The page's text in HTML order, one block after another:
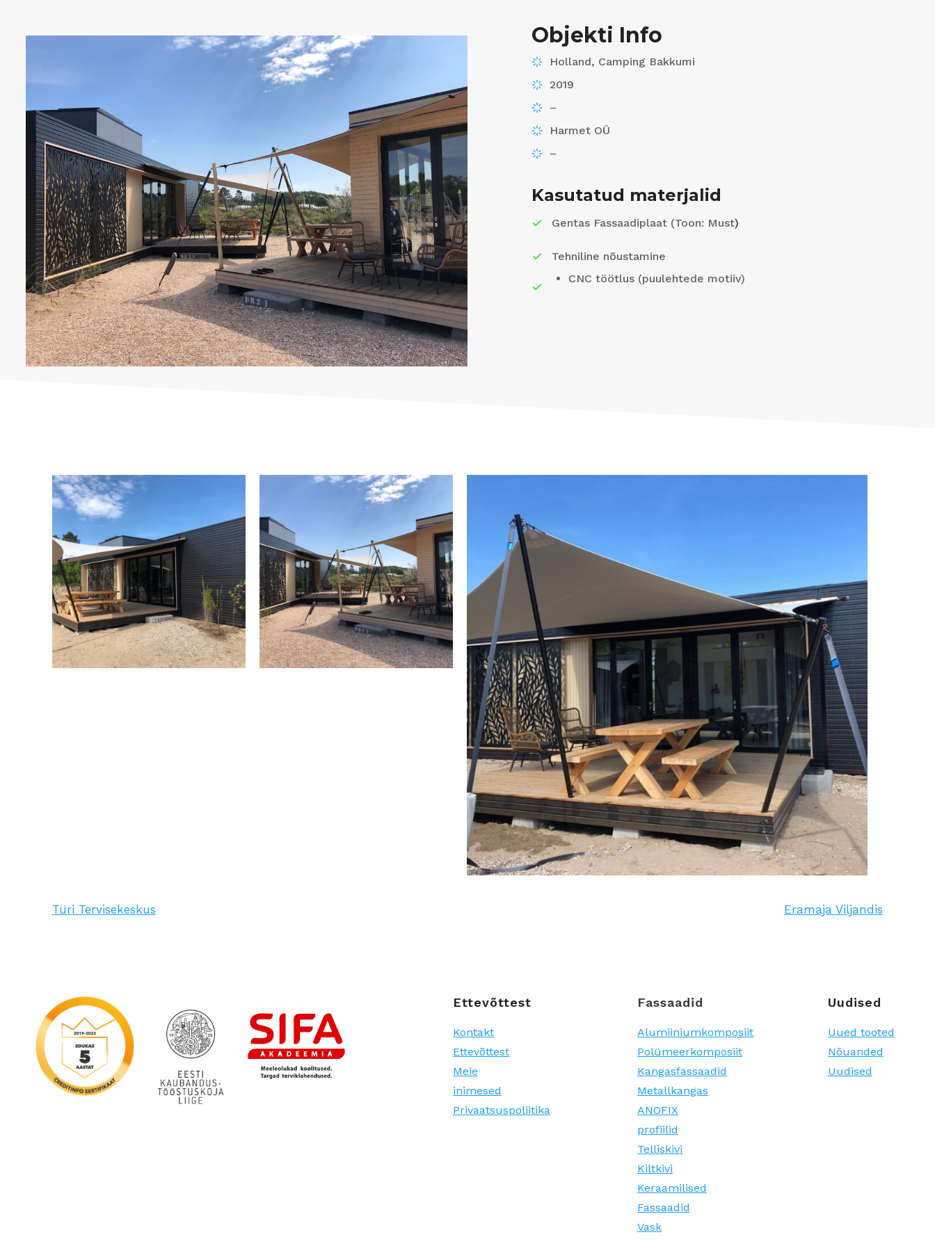
Objekti Info
Holland, Camping Bakkumi
2019
–
Harmet OÜ
–
Kasutatud materjalid
Gentas Fassaadiplaat (Toon: Must)
Tehniline nõustamine
CNC töötlus (puulehtede motiiv)
Türi Tervisekeskus Eramaja Viljandis
Ettevõttest
Kontakt
Ettevõttest
Meie
inimesed
Privaatsuspoliitika
Fassaadid
Alumiiniumkomposiit
Polümeerkomposiit
Kangasfassaadid
Metallkangas
ANOFIX
profiilid
Telliskivi
Kiltkivi
Keraamilised
Fassaadid
Vask
Uudised
Uued tooted
Nõuanded
Uudised